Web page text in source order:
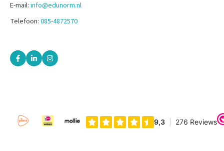
E-mail: info@edunorm.nl
Telefoon: 085-4872570